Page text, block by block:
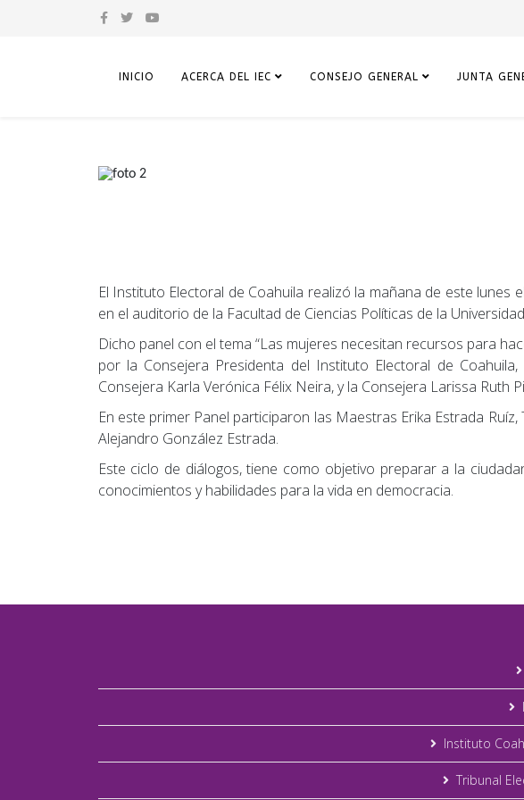
INICIO ACERCA DEL IEC CONSEJO GENERAL JUNTA
El Instituto Electoral de Coahuila realizó la mañana de este
en el auditorio de la Facultad de Ciencias Políticas de la
Dicho panel con el tema “Las mujeres necesitan recursos para
por la Consejera Presidenta del Instituto Electoral de
Consejera Karla Verónica Félix Neira, y la Consejera Larissa Ruth
En este primer Panel participaron las Maestras Erika Estrada
Alejandro González Estrada.
Este ciclo de diálogos, tiene como objetivo preparar a la
conocimientos y habilidades para la vida en democracia.
Instituto
Tribunal